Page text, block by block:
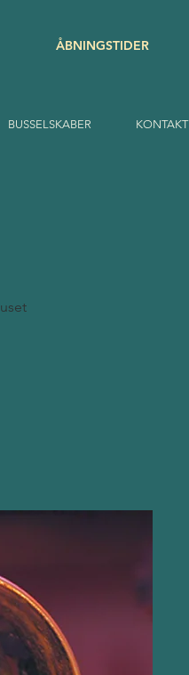
ÅBNINGSTIDER
BUSSELSKABER KONTAKT